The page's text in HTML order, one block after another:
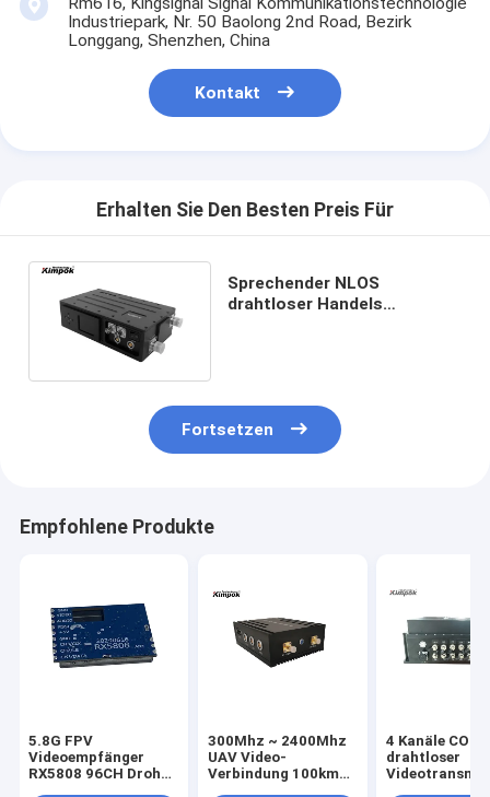
Industriepark, Nr. 50 Baolong 2nd Road, Bezirk
Longgang, Shenzhen, China
Kontakt
Erhalten Sie Den Besten Preis Für
Sprechender NLOS
drahtloser Handels
Fortsetzen
Empfohlene Produkte
5.8G FPV
Videoempfänger
RX5808 96CH Drohne
300Mhz ~ 2400Mhz
UAV Video-
Verbindung 100km
4 Kanäle
drahtloser